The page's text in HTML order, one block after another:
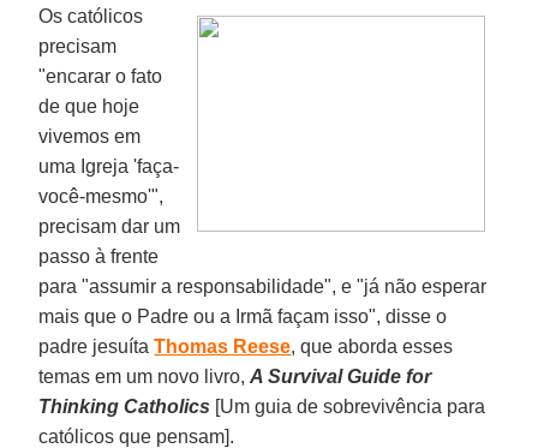
Os católicos
precisam
"encarar o fato
de que hoje
vivemos em
uma Igreja 'faça-
você-mesmo'",
precisam dar um
passo à frente
para "assumir a responsabilidade", e "já não esperar
mais que o Padre ou a Irmã façam isso", disse o
padre jesuítaThomas Reese, que aborda esses
temas em um novo livro,A Survival Guide for
Thinking Catholics [Um guia de sobrevivência para
católicos que pensam].